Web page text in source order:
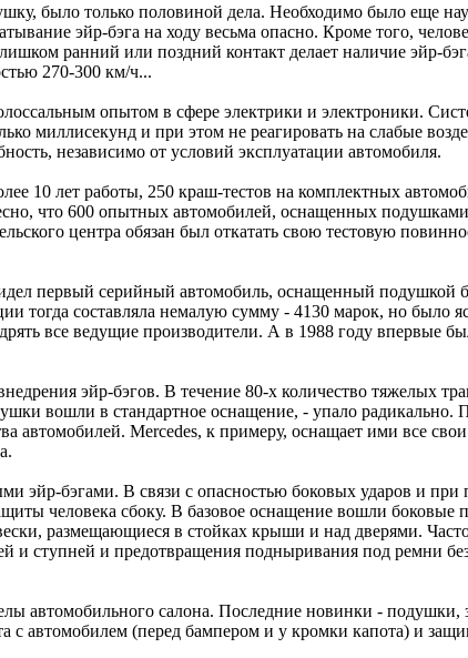
было только половиной дела. Необходимо было еще
эйр-бэга на ходу весьма опасно. Кроме того,
ранний или поздний контакт делает наличие эйр-
270-300 км/ч...
опытом в сфере электрики и электроники.
миллисекунд и при этом не реагировать на слабые
независимо от условий эксплуатации автомобиля.
10 лет работы, 250 краш-тестов на комплектных
что 600 опытных автомобилей, оснащенных
центра обязан был откатать свою тестовую
первый серийный автомобиль, оснащенный подушкой
тогда составляла немалую сумму - 4130 марок, но было
все ведущие производители. А в 1988 году впервые
эйр-бэгов. В течение 80-х количество тяжелых
вошли в стандартное оснащение, - упало
автомобилей. Mercedes, к примеру, оснащает ими все
эйр-бэгами. В связи с опасностью боковых ударов и при
человека сбоку. В базовое оснащение вошли боковые
размещающиеся в стойках крыши и над дверями. Часто
и ступней и предотвращения подныривания под ремни
автомобильного салона. Последние новинки -
с автомобилем (перед бампером и у кромки капота) и